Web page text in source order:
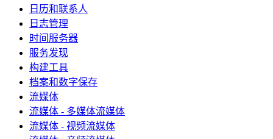
日历和联系人
日志管理
时间服务器
服务发现
构建工具
档案和数字保存
流媒体
流媒体 - 多媒体流媒体
流媒体 - 视频流媒体